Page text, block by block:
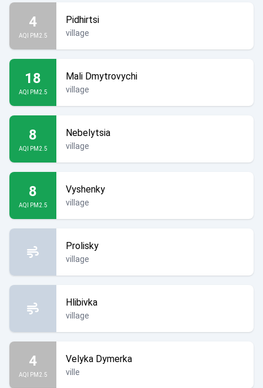
4
AQI PM2.5
Pidhirtsi
village
18
AQI PM2.5
Mali Dmytrovychi
village
8
AQI PM2.5
Nebelytsia
village
8
AQI PM2.5
Vyshenky
village
Prolisky
village
Hlibivka
village
4
AQI PM2.5
Velyka Dymerka
ville